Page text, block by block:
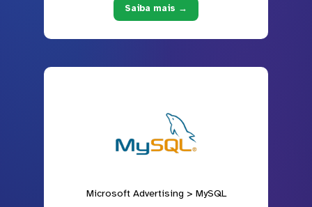
Saiba mais →
Microsoft Advertising > MySQL